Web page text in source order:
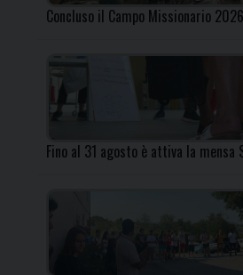
Concluso il Campo Missionario 2026
Fino al 31 agosto è attiva la mensa